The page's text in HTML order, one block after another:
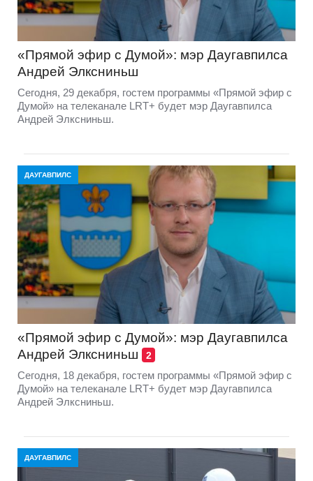
«Прямой эфир с Думой»: мэр Даугавпилса
Андрей Элксниньш
Сегодня, 29 декабря, гостем программы «Прямой эфир с
Думой» на телеканале LRT+ будет мэр Даугавпилса
Андрей Элксниньш.
ДАУГАВПИЛС
«Прямой эфир с Думой»: мэр Даугавпилса
Андрей Элксниньш
2
Сегодня, 18 декабря, гостем программы «Прямой эфир с
Думой» на телеканале LRT+ будет мэр Даугавпилса
Андрей Элксниньш.
ДАУГАВПИЛС